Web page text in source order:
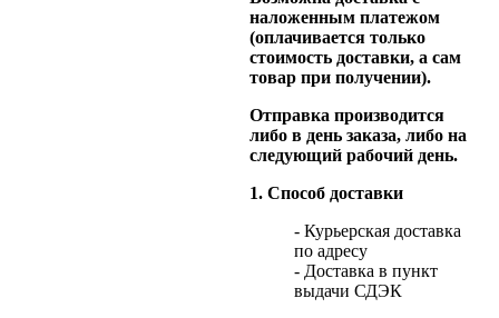
наложенным платежом
(оплачивается только
стоимость доставки, а сам
товар при получении).
Отправка производится
либо в день заказа, либо на
следующий рабочий день.
1. Способ доставки
- Курьерская доставка
по адресу
- Доставка в пункт
выдачи СДЭК